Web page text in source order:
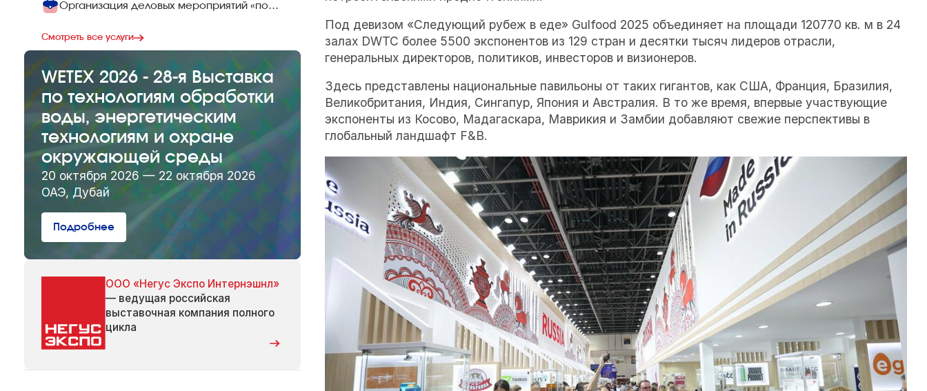
Организация деловых мероприятий «под ключ»
Смотреть все услуги
WETEX 2026 - 28-я Выставка
по технологиям обработки
воды, энергетическим
технологиям и охране
окружающей среды
20 октября 2026 — 22 октября 2026
ОАЭ, Дубай
Подробнее
ООО «Негус Экспо Интернэшнл»
— ведущая российская
выставочная компания полного
цикла
Под девизом «Следующий рубеж в еде» Gulfood 2025 объединяет на площади 120770 кв. м в 24
залах DWTC более 5500 экспонентов из 129 стран и десятки тысяч лидеров отрасли,
генеральных директоров, политиков, инвесторов и визионеров.
Здесь представлены национальные павильоны от таких гигантов, как США, Франция, Бразилия,
Великобритания, Индия, Сингапур, Япония и Австралия. В то же время, впервые участвующие
экспоненты из Косово, Мадагаскара, Маврикия и Замбии добавляют свежие перспективы в
глобальный ландшафт F&B.